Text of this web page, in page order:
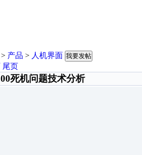
产品 > 人机界面 我要发帖
尾页
死机问题技术分析